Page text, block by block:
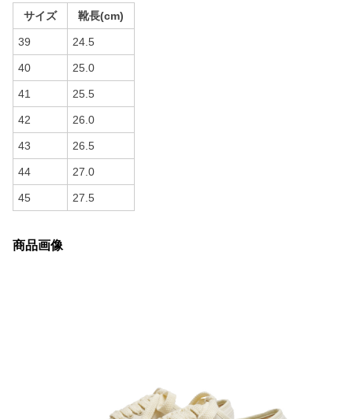
サイズ 靴長(cm)
39 24.5
40 25.0
41 25.5
42 26.0
43 26.5
44 27.0
45 27.5
商品画像